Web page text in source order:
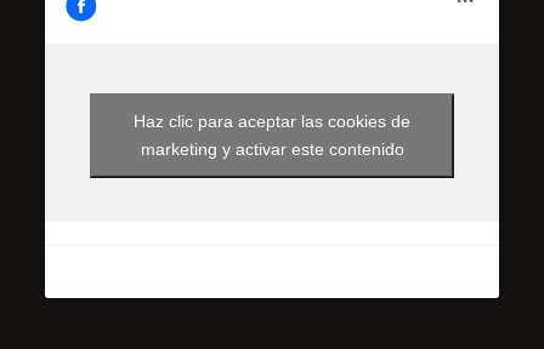
Haz clic para aceptar las cookies de
marketing y activar este contenido